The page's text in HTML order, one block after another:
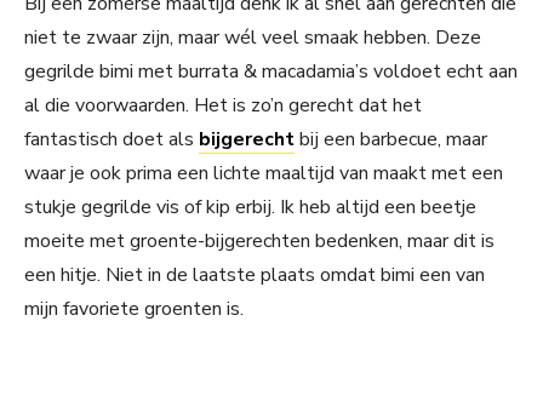
niet te zwaar zijn, maar wél veel smaak hebben. Deze
gegrilde bimi met burrata & macadamia’s voldoet echt aan
al die voorwaarden. Het is zo’n gerecht dat het
fantastisch doet als bijgerechtbij een barbecue, maar
waar je ook prima een lichte maaltijd van maakt met een
stukje gegrilde vis of kip erbij. Ik heb altijd een beetje
moeite met groente-bijgerechten bedenken, maar dit is
een hitje. Niet in de laatste plaats omdat bimi een van
mijn favoriete groenten is.